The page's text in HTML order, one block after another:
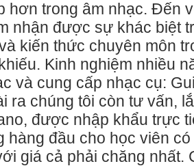
hơn trong âm nhạc. Đến
nhận được sự khác biệt
kiến thức chuyên môn
Kinh nghiệm nhiều
và cung cấp nhạc cụ:
ra chúng tôi còn tư vấn,
được nhập khẩu trực
hàng đầu cho học viên
giá cả phải chăng nhất.